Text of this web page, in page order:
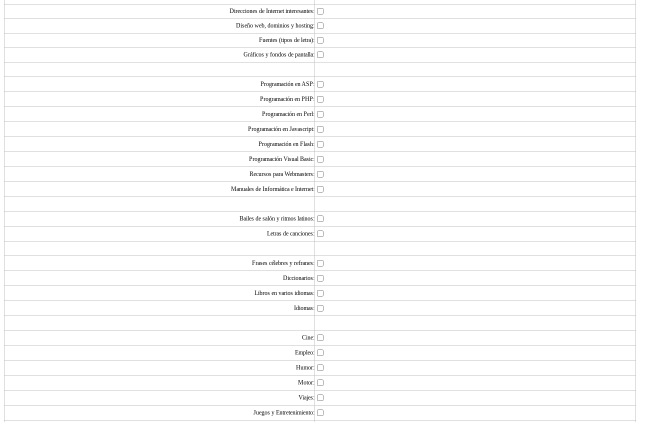
Direcciones de Internet interesantes:
Diseño web, dominios y hosting:
Fuentes (tipos de letra):
Gráficos y fondos de pantalla:
Programación en ASP:
Programación en PHP:
Programación en Perl:
Programación en Javascript:
Programación en Flash:
Programación Visual Basic:
Recursos para Webmasters:
Manuales de Informática e Internet:
Bailes de salón y ritmos latinos:
Letras de canciones:
Frases célebres y refranes:
Diccionarios:
Libros en varios idiomas:
Idiomas:
Cine:
Empleo:
Humor:
Motor:
Viajes:
Juegos y Entretenimiento: